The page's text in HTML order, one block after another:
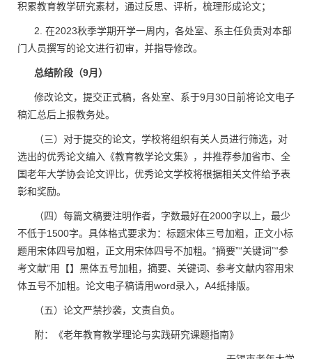
积累教育教学研究素材，通过反思、评析，梳理形成论文；
2. 在2023秋季学期开学一周内，各处室、系主任负责对本部
门人员撰写的论文进行初审，并指导修改。
总结阶段（9月）
修改论文，提交正式稿，各处室、系于9月30日前将论文电子
稿汇总后上报教务处。
（三）对于提交的论文，学校将组织有关人员进行筛选，对
选出的优秀论文编入《教育教学论文集》，并推荐参加省市、全
国老年大学协会论文评比，优秀论文学校将根据相关文件给予表
彰和奖励。
（四）每篇文稿要注明作者，字数最好在2000字以上，最少
不低于1500字。具体格式要求为：标题宋体三号加粗，正文小标
题用宋体四号加粗，正文用宋体四号不加粗。“摘要”“关键词”“参
考文献”用【】黑体五号加粗，摘要、关键词、参考文献内容用宋
体五号不加粗。论文电子稿请用word录入，A4纸排版。
（五）论文严禁抄袭，文责自负。
附：《老年教育教学理论与实践研究课题指南》